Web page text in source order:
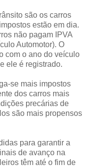
são os carros
estão em dia.
não pagam IPVA
Automotor). O
com o ano do veículo
ele é registrado.
se mais impostos
dos carros mais
precárias de
são mais propensos
para garantir a
de avanço na
têm até o fim de